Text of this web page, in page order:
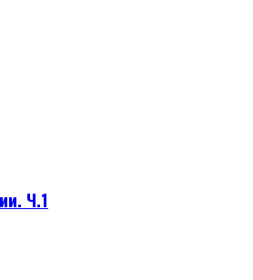
Ч.1